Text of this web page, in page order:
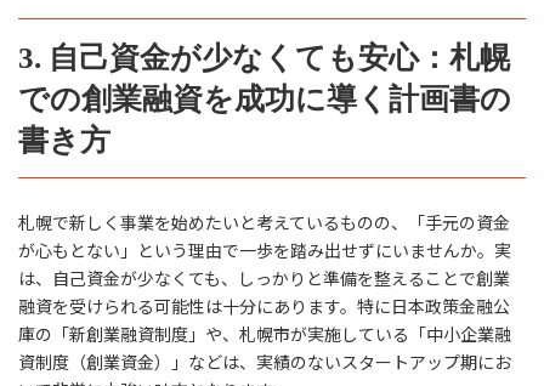
3. 自己資金が少なくても安心：札幌
での創業融資を成功に導く計画書の
書き方
札幌で新しく事業を始めたいと考えているものの、「手元の資金
が心もとない」という理由で一歩を踏み出せずにいませんか。実
は、自己資金が少なくても、しっかりと準備を整えることで創業
融資を受けられる可能性は十分にあります。特に日本政策金融公
庫の「新創業融資制度」や、札幌市が実施している「中小企業融
資制度（創業資金）」などは、実績のないスタートアップ期にお